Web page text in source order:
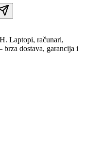
Laptopi, računari,
dostava, garancija i